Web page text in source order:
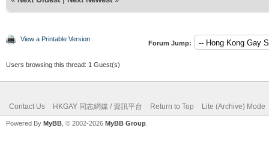
View a Printable Version
Forum Jump:
Users browsing this thread: 1 Guest(s)
Contact Us HKGAY 同志網媒 / 資訊平台 Return to Top Lite (Archive) Mode
Powered By MyBB , © 2002-2026 MyBB Group